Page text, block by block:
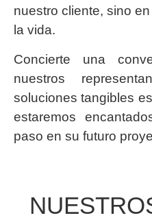
nuestro cliente, sino
la vida.
Concierte una
nuestros
soluciones tangibles
estaremos
paso en su futuro